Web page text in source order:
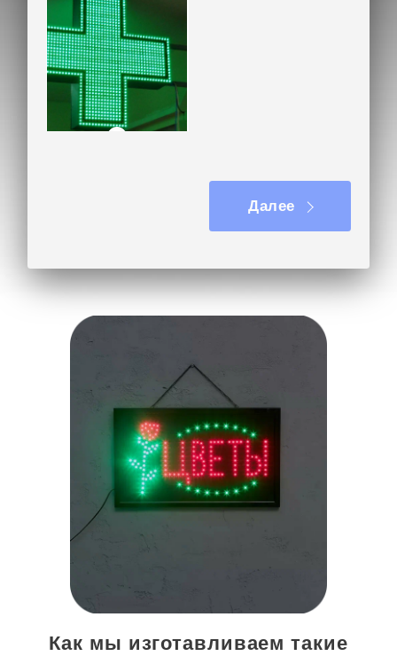
Далее
Как мы изготавливаем такие